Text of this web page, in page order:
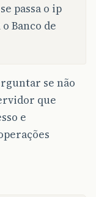
passa o ip
Banco de
se não
que
e